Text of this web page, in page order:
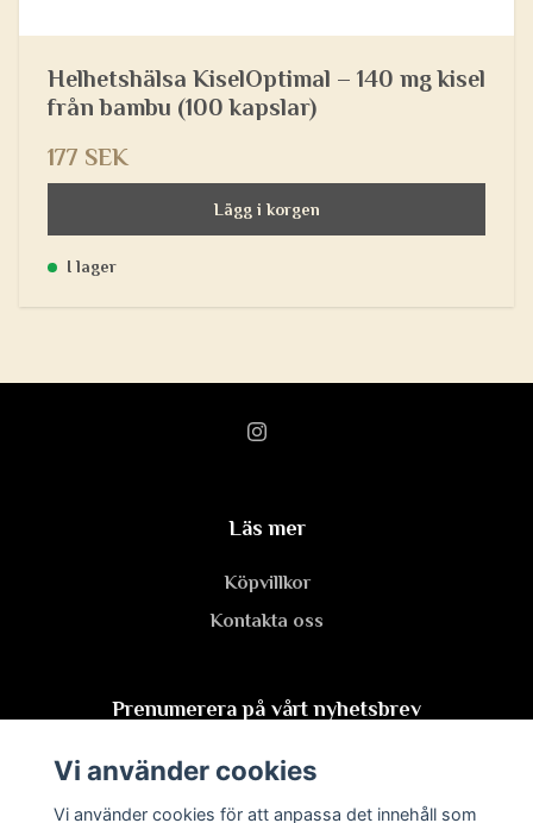
Helhetshälsa KiselOptimal – 140 mg kisel
från bambu (100 kapslar)
177 SEK
Lägg i korgen
I lager
Läs mer
Köpvillkor
Kontakta oss
Prenumerera på vårt nyhetsbrev
Vi använder cookies
Vi använder cookies för att anpassa det innehåll som